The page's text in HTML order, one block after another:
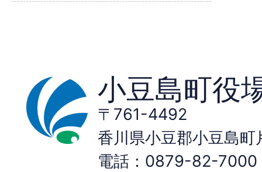
小豆島町役
〒761-4492
香川県小豆郡小豆島
電話：0879-82-7000